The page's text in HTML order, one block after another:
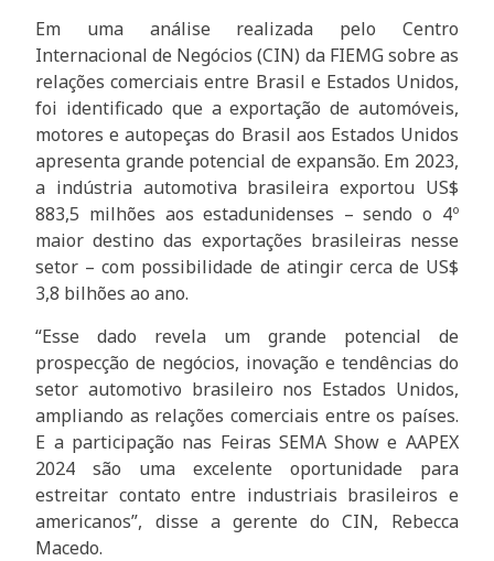
Em uma análise realizada pelo Centro
Internacional de Negócios (CIN) da FIEMG sobre as
relações comerciais entre Brasil e Estados Unidos,
foi identificado que a exportação de automóveis,
motores e autopeças do Brasil aos Estados Unidos
apresenta grande potencial de expansão. Em 2023,
a indústria automotiva brasileira exportou US$
883,5 milhões aos estadunidenses – sendo o 4º
maior destino das exportações brasileiras nesse
setor – com possibilidade de atingir cerca de US$
3,8 bilhões ao ano.
“Esse dado revela um grande potencial de
prospecção de negócios, inovação e tendências do
setor automotivo brasileiro nos Estados Unidos,
ampliando as relações comerciais entre os países.
E a participação nas Feiras SEMA Show e AAPEX
2024 são uma excelente oportunidade para
estreitar contato entre industriais brasileiros e
americanos”, disse a gerente do CIN, Rebecca
Macedo.